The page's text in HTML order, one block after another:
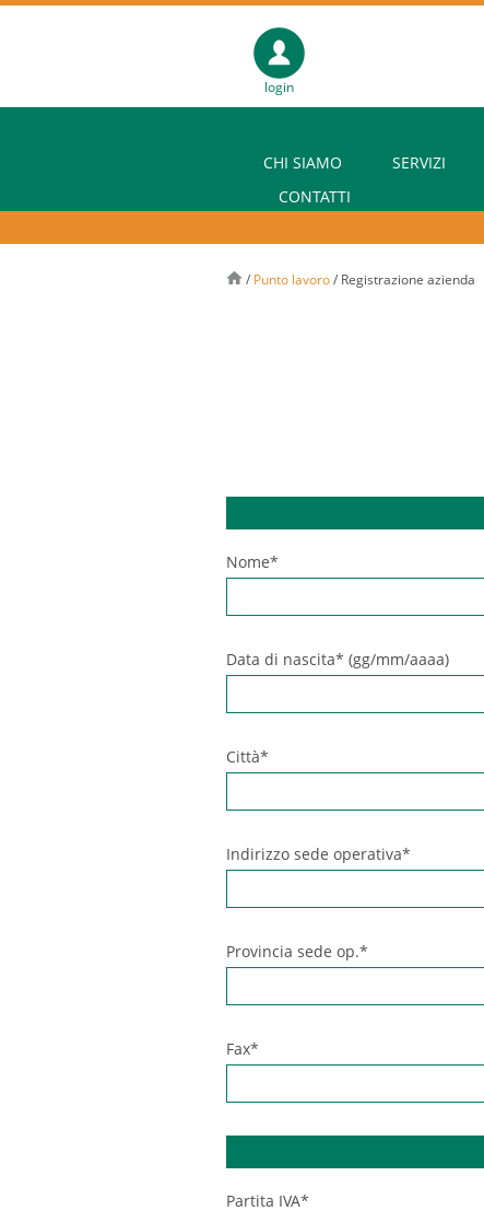
login
CHI SIAMO SERVIZI
CONTATTI
/ Punto lavoro/ Registrazione azienda
Nome*
Data di nascita* (gg/mm/aaaa)
Città*
Indirizzo sede operativa*
Provincia sede op.*
Fax*
Partita IVA*